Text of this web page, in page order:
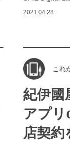
2021.04.28
これ
紀伊
アプ
店契約